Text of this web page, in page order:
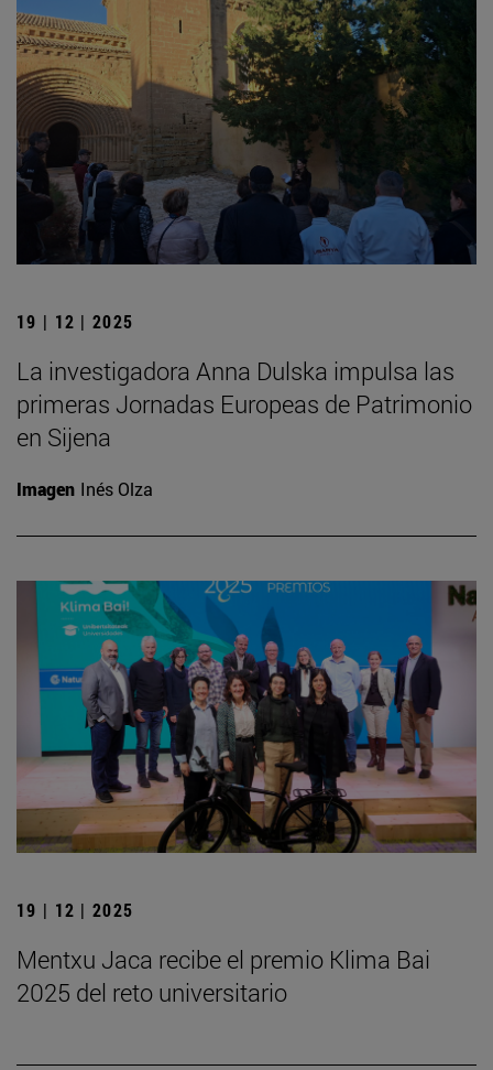
19 | 12 | 2025
La investigadora Anna Dulska impulsa las
primeras Jornadas Europeas de Patrimonio
en Sijena
Imagen Inés Olza
19 | 12 | 2025
Mentxu Jaca recibe el premio Klima Bai
2025 del reto universitario